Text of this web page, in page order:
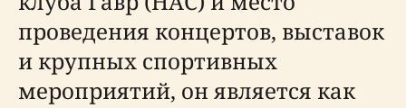
проведения концертов, выставок
и крупных спортивных
мероприятий, он является как